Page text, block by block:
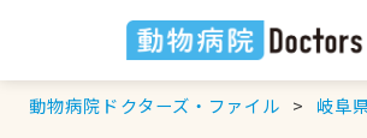
動物病院ドクターズ・ファイル 岐阜